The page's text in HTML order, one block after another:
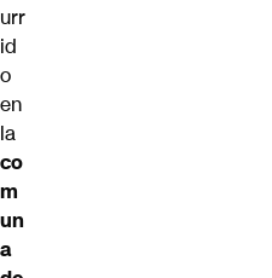
urr
id
o
en
la
co
m
un
a